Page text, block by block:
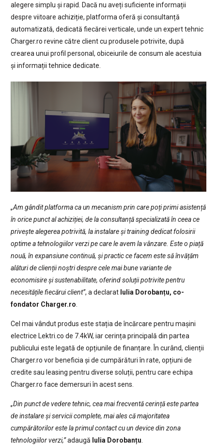
alegere simplu și rapid. Dacă nu aveți suficiente informații
despre viitoare achiziție, platforma oferă și consultanță
automatizată, dedicată fiecărei verticale, unde un expert tehnic
Charger.ro revine către client cu produsele potrivite, după
crearea unui profil personal, obiceiurile de consum ale acestuia
și informații tehnice dedicate.
„Am gândit platforma ca un mecanism prin care poți primi asistență
în orice punct al achiziției, de la consultanță specializată în ceea ce
privește alegerea potrivită, la instalare și training dedicat folosirii
optime a tehnologiilor verzi pe care le avem la vânzare. Este o piață
nouă, în expansiune continuă, și practic ce facem este să învățăm
alături de clienții noștri despre cele mai bune variante de
economisire și sustenabilitate, oferind soluții potrivite pentru
necesitățile fiecărui client”, a declarat Iulia Dorobanțu, co-
fondator Charger.ro.
Cel mai vândut produs este stația de încărcare pentru mașini
electrice Lektri.co de 7.4kW, iar cerința principală din partea
publicului este legată de opțiunile de finanțare. În curând, clienții
Charger.ro vor beneficia și de cumpărături în rate, opțiuni de
credite sau leasing pentru diverse soluții, pentru care echipa
Charger.ro face demersuri în acest sens.
„Din punct de vedere tehnic, cea mai frecventă cerință este partea
de instalare și servicii complete, mai ales că majoritatea
cumpărătorilor este la primul contact cu un device din zona
tehnologiilor verzi,”adaugă Iulia Dorobanțu.